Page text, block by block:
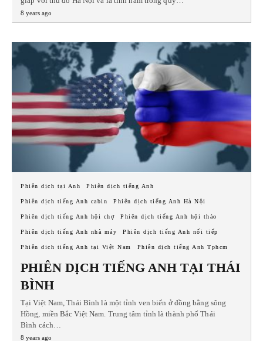
8 years ago
Phiên dịch tại Anh Phiên dịch tiếng Anh
Phiên dịch tiếng Anh cabin Phiên dịch tiếng Anh Hà Nội
Phiên dịch tiếng Anh hội chợ Phiên dịch tiếng Anh hội thảo
Phiên dịch tiếng Anh nhà máy Phiên dịch tiếng Anh nối tiếp
Phiên dich tiếng Anh tại Việt Nam Phiên dịch tiếng Anh Tphcm
PHIÊN DỊCH TIẾNG ANH TẠI THÁI
BÌNH
Tại Việt Nam, Thái Bình là một tỉnh ven biển ở đồng bằng sông
Hồng, miền Bắc Việt Nam. Trung tâm tỉnh là thành phố Thái
Bình cách…
8 years ago